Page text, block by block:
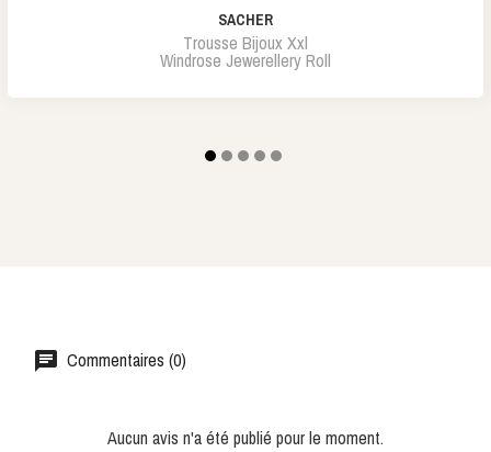
SACHER
Trousse Bijoux Xxl
Windrose Jewerellery Roll
Commentaires (0)
Aucun avis n'a été publié pour le moment.